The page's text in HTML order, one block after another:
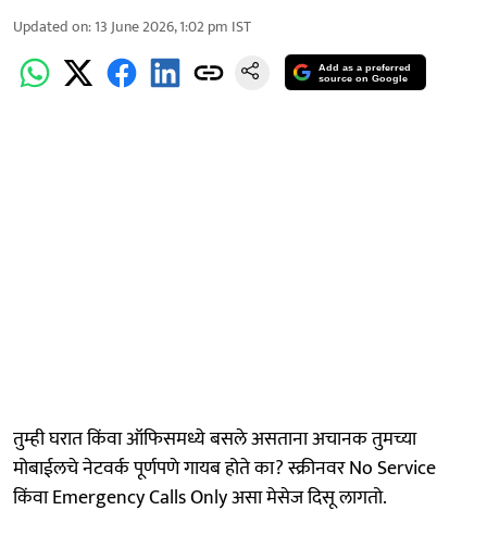
Updated on:13 June 2026, 1:02 pm IST
Add as a preferred
source on Google
तुम्ही घरात किंवा ऑफिसमध्ये बसले असताना अचानक तुमच्या
मोबाईलचे नेटवर्क पूर्णपणे गायब होते का? स्क्रीनवर No Service
किंवा Emergency Calls Only असा मेसेज दिसू लागतो.